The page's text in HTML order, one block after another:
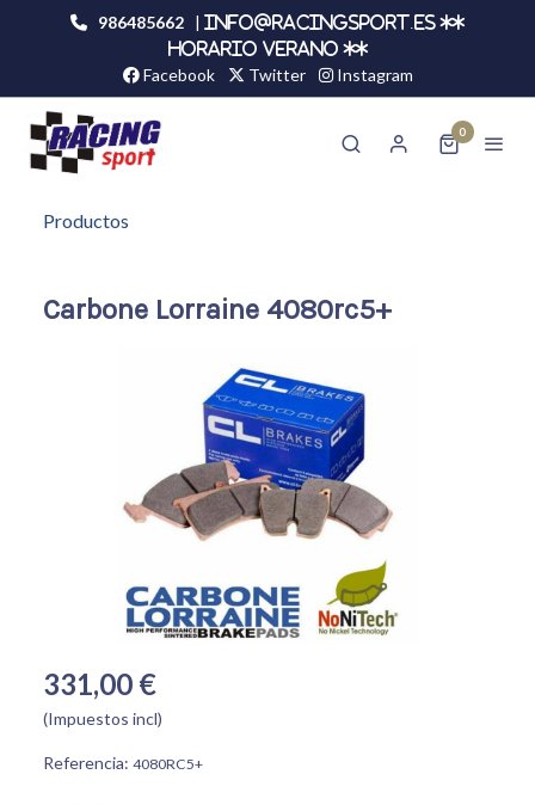
986485662 |
info@racingsport.es **
HORARIO VERANO **
Facebook Twitter Instagram
0
Productos
Carbone Lorraine 4080rc5+
331,00 €
(Impuestos incl)
Referencia: 4080RC5+